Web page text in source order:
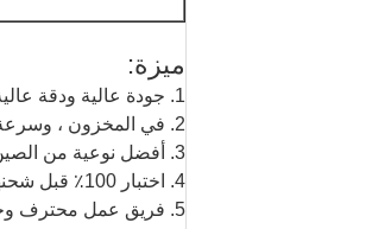
ميزة:
1. جودة عالية ودقة عالية وأفضل خدمة.
2. في المخزون ، وسرعة التسليم هو عملنا دائما.
3. أفضل نوعية من الصين OEM.
4. اختبار 100٪ قبل شحنها.
5. فريق عمل محترف وخدمة ما قبل البيع وما بعد البيع الممتازة.